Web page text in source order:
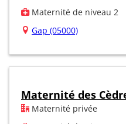
Maternité de niveau 2
Gap (05000)
Maternité des
Maternité privée